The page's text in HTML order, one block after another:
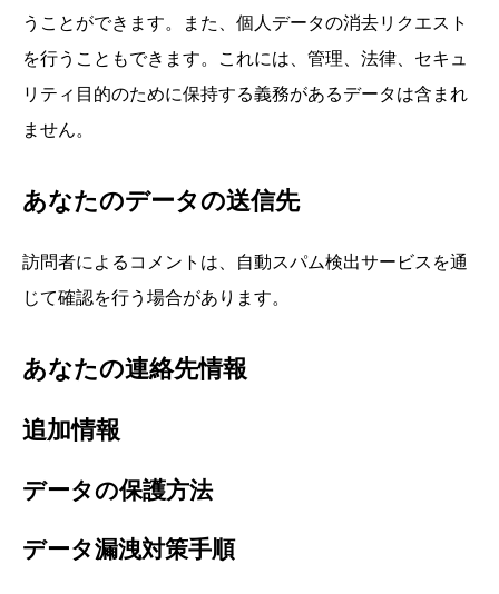
うことができます。また、個人データの消去リクエスト
を行うこともできます。これには、管理、法律、セキュ
リティ目的のために保持する義務があるデータは含まれ
ません。
あなたのデータの送信先
訪問者によるコメントは、自動スパム検出サービスを通
じて確認を行う場合があります。
あなたの連絡先情報
追加情報
データの保護方法
データ漏洩対策手順